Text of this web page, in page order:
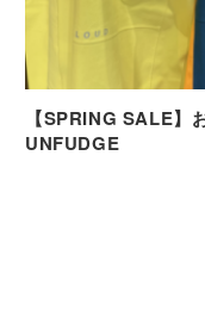
【SPRING SALE】
UNFUDGE